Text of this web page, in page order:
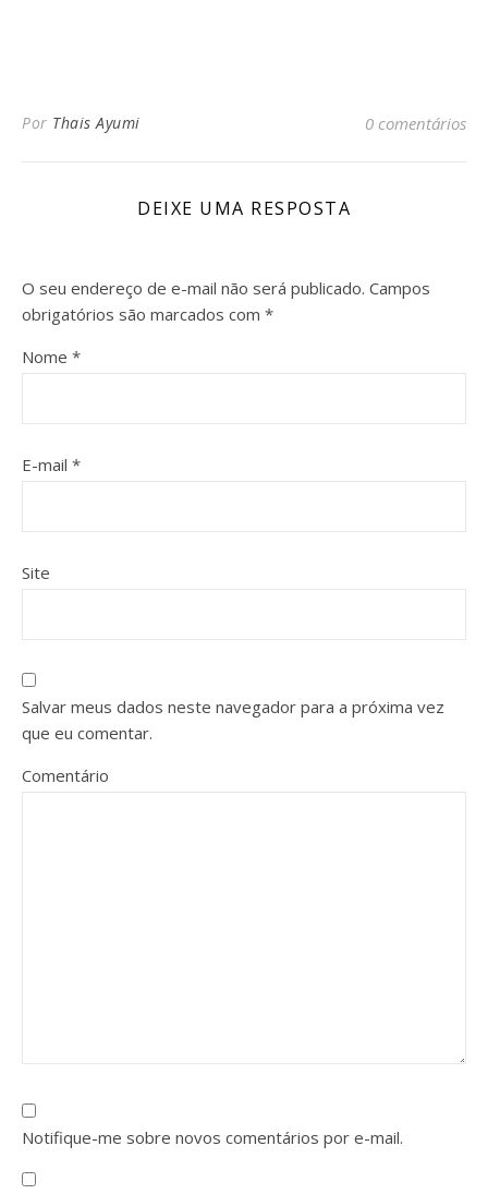
Por Thais Ayumi 0 comentários
DEIXE UMA RESPOSTA
O seu endereço de e-mail não será publicado. Campos
obrigatórios são marcados com *
Nome *
E-mail *
Site
Salvar meus dados neste navegador para a próxima vez
que eu comentar.
Comentário
Notifique-me sobre novos comentários por e-mail.